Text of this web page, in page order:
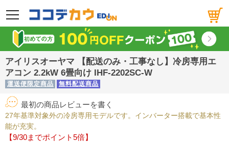
メニュー
アイリスオーヤマ 【配送のみ・工事なし】冷房専用エ
アコン 2.2kW 6畳向け IHF-2202SC-W
運送便限定商品 無料配送商品
最初の商品レビューを書く
27年基準対象外の冷房専用モデルです。インバーター搭載で基本性
能が充実。
【9/30までポイント5倍】